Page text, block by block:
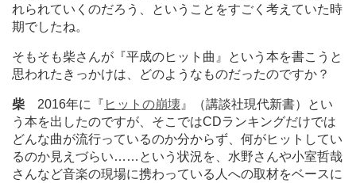
れられていくのだろう、ということをすごく考えていた時
期でしたね。
そもそも柴さんが『平成のヒット曲』という本を書こうと
思われたきっかけは、どのようなものだったのですか？
柴 2016年に『 ヒットの崩壊 』（講談社現代新書）とい
う本を出したのですが、そこではCDランキングだけでは
どんな曲が流行っているのか分からず、何がヒットしてい
るのか見えづらい… …という状況を、水野さんや小室哲哉
さんなど音楽の現場に携わっている人への取材をベースに